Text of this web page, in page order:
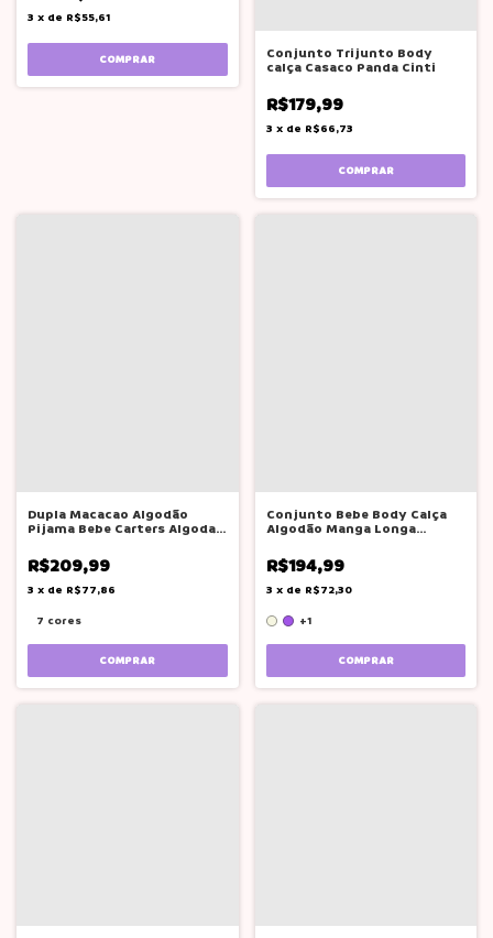
3 x de R$55,61
COMPRAR Conjunto Trijunto Body
calça Casaco Panda Cinti
R$179,99
3 x de R$66,73
COMPRAR
Dupla Macacao Algodão
Pijama Bebe Carters Algodao
R$209,99
3 x de R$77,86
7 cores
COMPRAR
Conjunto Bebe Body Calça
Algodão Manga Longa
R$194,99
3 x de R$72,30
+1
COMPRAR